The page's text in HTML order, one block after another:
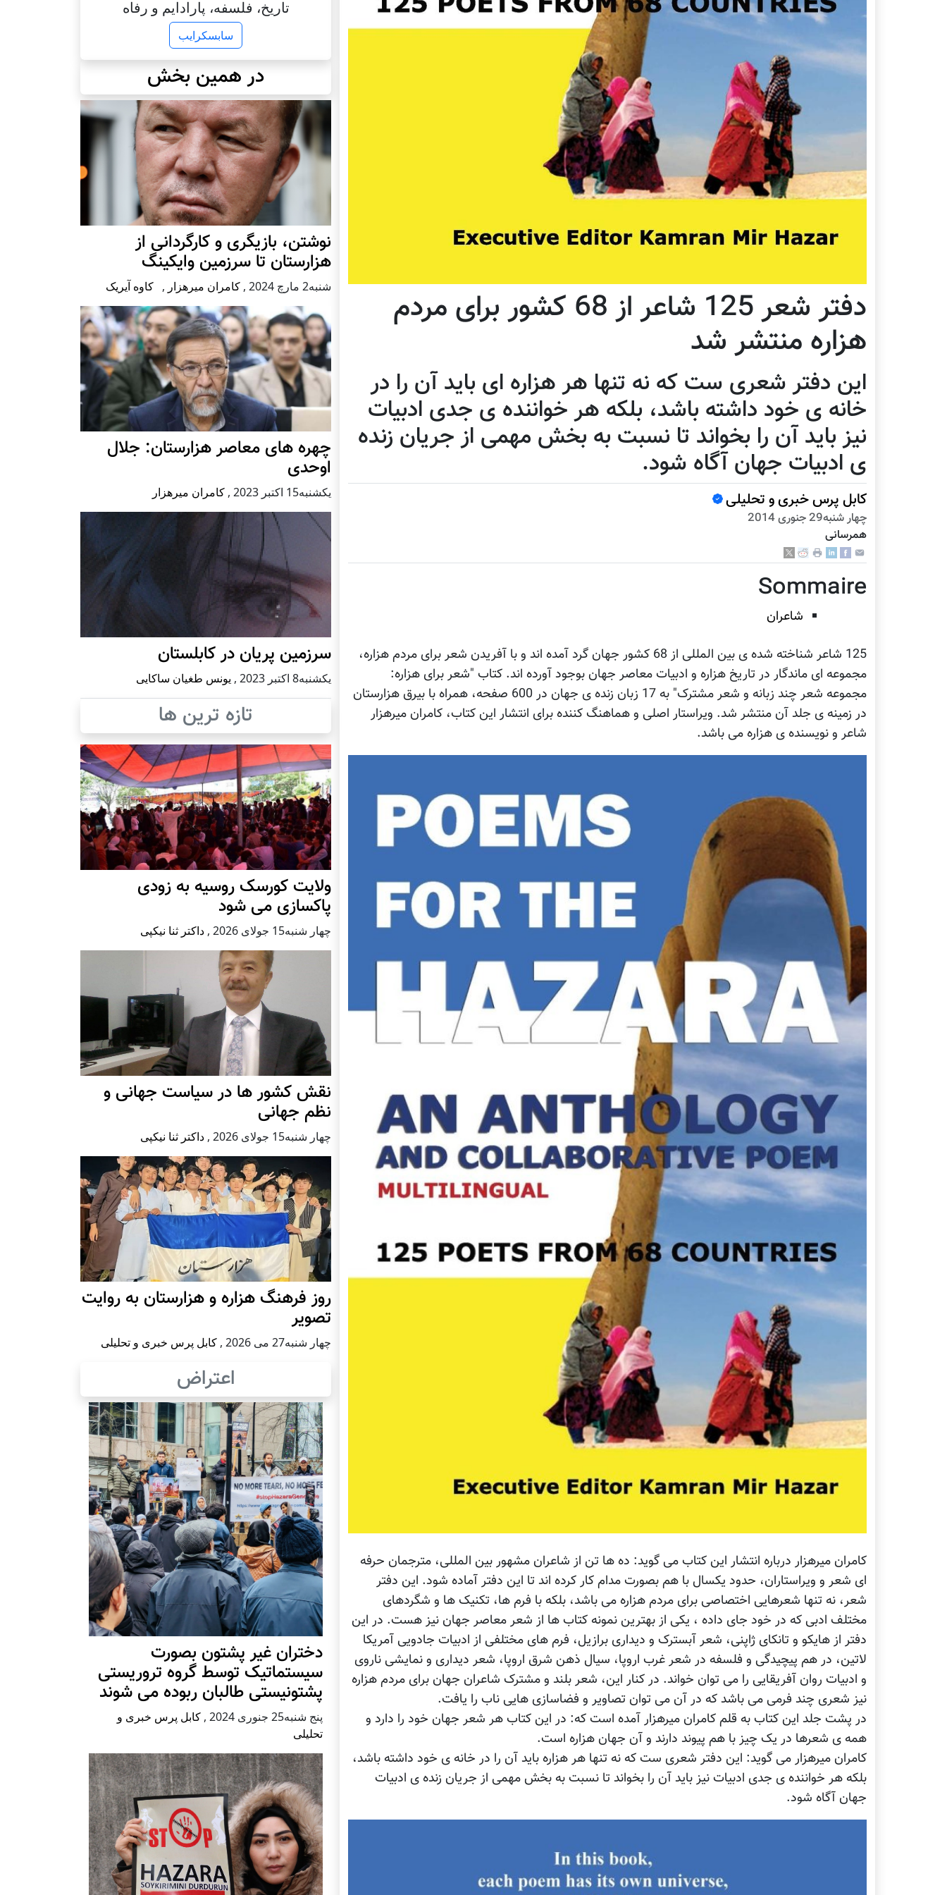
دفتر شعر 125 شاعر از 68 کشور برای مردم
هزاره منتشر شد
این دفتر شعری ست که نه تنها هر هزاره ای باید آن را در
خانه ی خود داشته باشد، بلکه هر خواننده ی جدی ادبیات
نیز باید آن را بخواند تا نسبت به بخش مهمی از جریان زنده
ی ادبیات جهان آگاه شود.
کابل پرس خبری و تحلیلی
چهار شنبه29 جنوری 2014
همرسانی
Sommaire
شاعران
125 شاعر شناخته شده ی بین المللی از 68 کشور جهان گرد آمده اند و با آفریدن شعر برای مردم هزاره،
مجموعه ای ماندگار در تاریخ هزاره و ادبیات معاصر جهان بوجود آورده اند. کتاب "شعر برای هزاره:
مجموعه شعر چند زبانه و شعر مشترک" به 17 زبان زنده ی جهان در 600 صفحه، همراه با بیرق هزارستان
در زمینه ی جلد آن منتشر شد. ویراستار اصلی و هماهنگ کننده برای انتشار این کتاب، کامران میرهزار
شاعر و نویسنده ی هزاره می باشد.
کامران میرهزار درباره انتشار این کتاب می گوید: ده ها تن از شاعران مشهور بین المللی، مترجمان حرفه
ای شعر و ویراستاران، حدود یکسال با هم بصورت مدام کار کرده اند تا اين دفتر آماده شود. این دفتر
شعر، نه تنها شعرهایی اختصاصی برای مردم هزاره می باشد، بلکه با فرم ها، تکنیک ها و شگردهای
مختلف ادبی که در خود جای داده ، یکی از بهترین نمونه کتاب ها از شعر معاصر جهان نیز هست. در این
دفتر از هایکو و تانکای ژاپنی، شعر آبسترک و دیداری برازیل، فرم های مختلفی از ادبیات جادویی آمریکا
لاتین، در هم پیچیدگی و فلسفه در شعر غرب اروپا، سیال ذهن شرق اروپا، شعر دیداری و نمایشی ناروی
و ادبیات روان آفریقایی را می توان خواند. در کنار این، شعر بلند و مشترک شاعران جهان برای مردم هزاره
نیز شعری چند فرمی می باشد که در آن می توان تصاویر و فضاسازی هایی ناب را یافت.
در پشت جلد این کتاب به قلم کامران میرهزار آمده است که: در این کتاب هر شعر جهان خود را دارد و
همه ی شعرها در یک چیز با هم پیوند دارند و آن جهان هزاره است.
کامران میرهزار می گوید: این دفتر شعری ست که نه تنها هر هزاره باید آن را در خانه ی خود داشته باشد،
بلکه هر خواننده ی جدی ادبیات نیز باید آن را بخواند تا نسبت به بخش مهمی از جریان زنده ی ادبیات
جهان آگاه شود.
تاریخ، فلسفه، پارادایم و رفاه
سابسکرایب
در همین بخش
نوشتن، بازیگری و کارگردانی از
هزارستان تا سرزمین وایکینگ
شنبه2 مارچ 2024 , کامران میرهزار , کاوه آیریک
چهره های معاصر هزارستان: جلال
اوحدی
يكشنبه15 اكتبر 2023 , کامران میرهزار
سرزمین پریان در کابلستان
يكشنبه8 اكتبر 2023 , یونس طغیان ساکایی
تازه ترین ها
ولایت کورسک روسیه به زودی
پاکسازی می شود
چهار شنبه15 جولای 2026 , داکتر ثنا نیکپی
نقش کشور ها در سیاست جهانی و
نظم جهانی
چهار شنبه15 جولای 2026 , داکتر ثنا نیکپی
روز فرهنگ هزاره و هزارستان به روایت
تصویر
چهار شنبه27 می 2026 , کابل پرس خبری و تحلیلی
اعتراض
دختران غیر پشتون بصورت
سیستماتیک توسط گروه تروریستی
پشتونیستی طالبان ربوده می شوند
پنج شنبه25 جنوری 2024 , کابل پرس خبری و
تحلیلی